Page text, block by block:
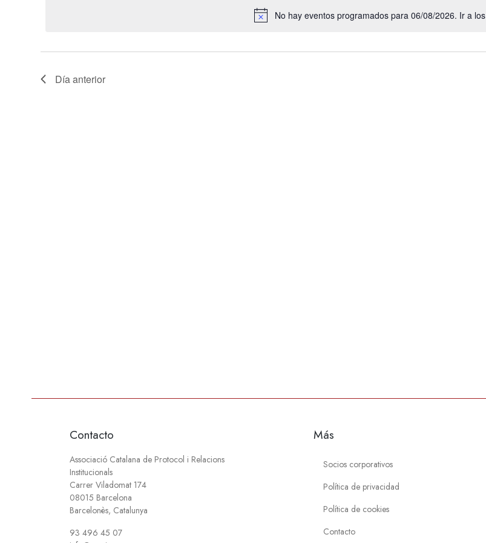
Aviso
No hay eventos programados para 06/08/2026. Ir a los
Día anterior
Contacto
Associació Catalana de Protocol i Relacions
Institucionals
Carrer Viladomat 174
08015 Barcelona
Barcelonès, Catalunya
93 496 45 07
Más
Socios corporativos
Política de privacidad
Política de cookies
Contacto